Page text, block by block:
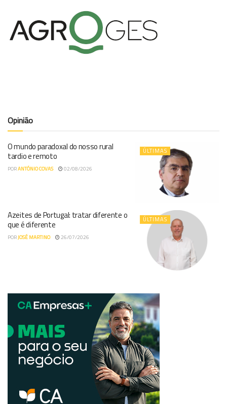
Opinião
ÚLTIMAS
O mundo paradoxal do nosso rural
tardio e remoto
PORANTÓNIO COVAS 02/08/2026
ÚLTIMAS
Azeites de Portugal: tratar diferente o
que é diferente
PORJOSÉ MARTINO 26/07/2026